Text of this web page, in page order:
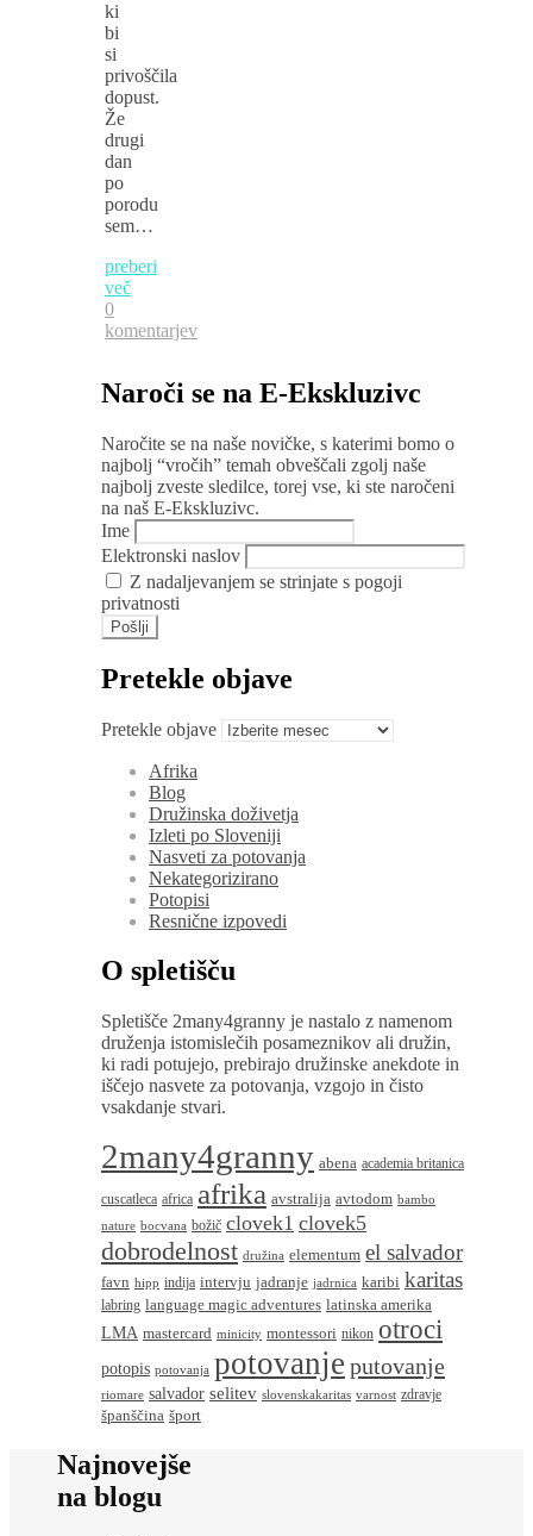
ki
bi
si
privoščila
dopust.
Že
drugi
dan
po
porodu
sem…
preberi
več
0
komentarjev
Naroči se na E-Ekskluzivc
Naročite se na naše novičke, s katerimi bomo o
najbolj “vročih” temah obveščali zgolj naše
najbolj zveste sledilce, torej vse, ki ste naročeni
na naš E-Ekskluzivc.
Ime
Elektronski naslov
Z nadaljevanjem se strinjate s pogoji
privatnosti
Pretekle objave
Pretekle objave
Afrika
Blog
Družinska doživetja
Izleti po Sloveniji
Nasveti za potovanja
Nekategorizirano
Potopisi
Resnične izpovedi
O spletišču
Spletišče 2many4granny je nastalo z namenom
druženja istomislečih posameznikov ali družin,
ki radi potujejo, prebirajo družinske anekdote in
iščejo nasvete za potovanja, vzgojo in čisto
vsakdanje stvari.
2many4granny abena academia britanica
cuscatleca africa afrika avstralija avtodom bambo
nature bocvana božič clovek1 clovek5
dobrodelnost družina elementum el salvador
favn hipp indija intervju jadranje jadrnica karibi karitas
labring language magic adventures latinska amerika
LMA mastercard minicity montessori nikon otroci
potopis potovanja potovanje putovanje
riomare salvador selitev slovenskakaritas varnost zdravje
španščina šport
Najnovejše
na blogu